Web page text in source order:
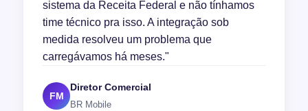
sistema da Receita Federal e não tínhamos
time técnico pra isso. A integração sob
medida resolveu um problema que
carregávamos há meses."
FM
Diretor Comercial
BR Mobile